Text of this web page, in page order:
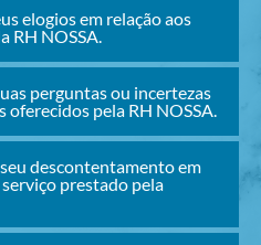
elogios em relação aos
RH NOSSA.
perguntas ou incertezas
oferecidos pela RH NOSSA.
descontentamento em
prestado pela